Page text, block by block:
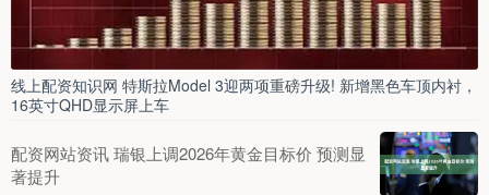
线上配资知识网 特斯拉Model 3迎两项重磅升级! 新增黑色车顶内衬，
16英寸QHD显示屏上车
配资网站资讯 瑞银上调2026年黄金目标价 预测显
著提升